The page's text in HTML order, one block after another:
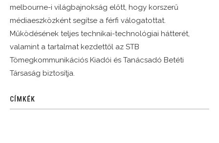
melbourne-i világbajnokság előtt, hogy korszerű
médiaeszközként segítse a férfi válogatottat.
Működésének teljes technikai-technológiai hátterét,
valamint a tartalmat kezdettől az STB
Tömegkommunikációs Kiadói és Tanácsadó Betéti
Társaság biztosítja.
CÍMKÉK